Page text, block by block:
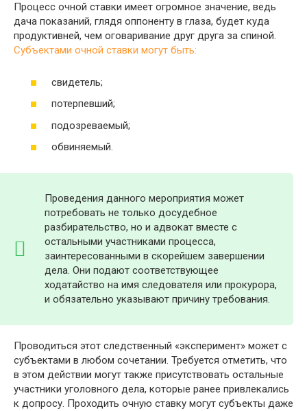
Процесс очной ставки имеет огромное значение, ведь
дача показаний, глядя оппоненту в глаза, будет куда
продуктивней, чем оговаривание друг друга за спиной.
Субъектами очной ставки могут быть:
свидетель;
потерпевший;
подозреваемый;
обвиняемый.
Проведения данного мероприятия может
потребовать не только досудебное
разбирательство, но и адвокат вместе с
остальными участниками процесса,
заинтересованными в скорейшем завершении
дела. Они подают соответствующее
ходатайство на имя следователя или прокурора,
и обязательно указывают причину требования.
Проводиться этот следственный «эксперимент» может с
субъектами в любом сочетании. Требуется отметить, что
в этом действии могут также присутствовать остальные
участники уголовного дела, которые ранее привлекались
к допросу. Проходить очную ставку могут субъекты даже